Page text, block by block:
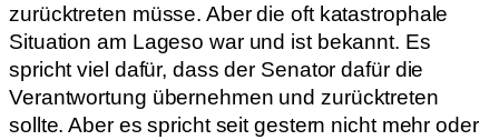
zurücktreten müsse. Aber die oft katastrophale
Situation am Lageso war und ist bekannt. Es
spricht viel dafür, dass der Senator dafür die
Verantwortung übernehmen und zurücktreten
sollte. Aber es spricht seit gestern nicht mehr oder